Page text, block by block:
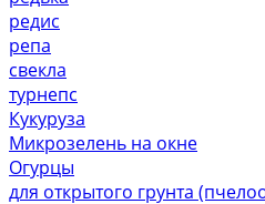
редис
репа
свекла
турнепс
Кукуруза
Микрозелень на окне
Огурцы
для открытого грунта